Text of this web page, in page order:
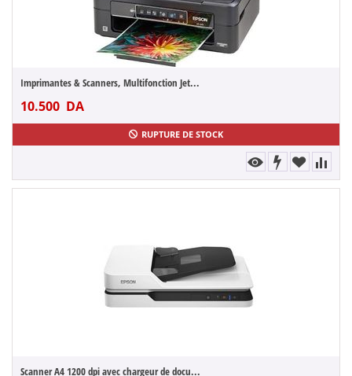
Imprimantes & Scanners, Multifonction Jet...
10.500 DA
RUPTURE DE STOCK
Scanner A4 1200 dpi avec chargeur de docu...